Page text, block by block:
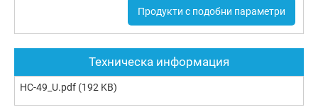
Продукти с подобни параметри
Техническа информация
HC-49_U.pdf (192 KB)